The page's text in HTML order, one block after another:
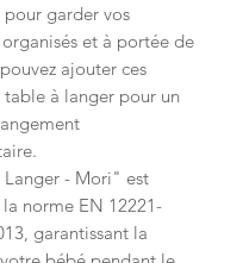
garder vos
organisés et à portée de
ajouter ces
table à langer pour un
Langer - Mori" est
norme EN 12221-
garantissant la